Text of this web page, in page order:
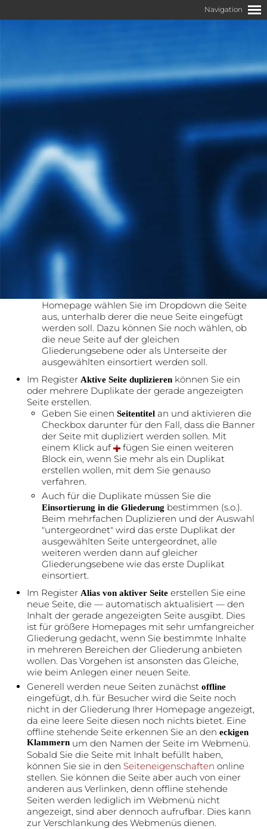
Neue Seite erstellen.
Besucher — Stichwort Übersichtlichkeit —, als
insbesondere auch für Suchmaschinen ist es besser,
wenn Sie Ihre Inhalte auf mehreren Seiten gliedern.
Eine Seite in Ihr <metatag>
cmsWeb
einfügen.
Wechseln Sie im <metatag>
Ansichtinhalt.
Mit
öffnen Sie die Seitenleiste, die Ihnen
verschiedene Möglichkeiten zum Anlegen einer
neuen Seite in Ihrer Homepage bietet.
Im Register
Vorlage bzw. eine leere Seite an.
ZumEinsortieren in die Gliederung
Homepage wählen Sie im Dropdown die Seite
aus, unterhalb derer die neue Seite eingefügt
werden soll. Dazu können Sie noch wählen, ob
die neue Seite auf der gleichen
Gliederungsebene oder als Unterseite der
ausgewählten einsortiert werden soll.
Im Register Aktive Seite duplizieren können Sie ein
oder mehrere Duplikate der gerade angezeigten
Seite erstellen.
Geben Sie einen Seitentitel an und aktivieren die
Checkbox darunter für den Fall, dass die Banner
der Seite mit dupliziert werden sollen. Mit
einem Klick auf
fügen Sie einen weiteren
Block ein, wenn Sie mehr als ein Duplikat
erstellen wollen, mit dem Sie genauso
verfahren.
Auch für die Duplikate müssen Sie die
Einsortierung in die Gliederung bestimmen (s.o.).
Beim mehrfachen Duplizieren und der Auswahl
"untergeordnet" wird das erste Duplikat der
ausgewählten Seite untergeordnet, alle
weiteren werden dann auf gleicher
Gliederungsebene wie das erste Duplikat
einsortiert.
Im Register Alias von aktiver Seite erstellen Sie eine
neue Seite, die — automatisch aktualisiert — den
Inhalt der gerade angezeigten Seite ausgibt. Dies
ist für größere Homepages mit sehr umfangreicher
Gliederung gedacht, wenn Sie bestimmte Inhalte
in mehreren Bereichen der Gliederung anbieten
wollen. Das Vorgehen ist ansonsten das Gleiche,
wie beim Anlegen einer neuen Seite.
Generell werden neue Seiten zunächst offline
eingefügt, d.h. für Besucher wird die Seite noch
nicht in der Gliederung Ihrer Homepage angezeigt,
da eine leere Seite diesen noch nichts bietet. Eine
offline stehende Seite erkennen Sie an den eckigen
Klammern um den Namen der Seite im Webmenü.
Sobald Sie die Seite mit Inhalt befüllt haben,
können Sie sie in den Seiteneigenschaften online
stellen. Sie können die Seite aber auch von einer
anderen aus Verlinken, denn offline stehende
Seiten werden lediglich im Webmenü nicht
angezeigt, sind aber dennoch aufrufbar. Dies kann
zur Verschlankung des Webmenüs dienen.